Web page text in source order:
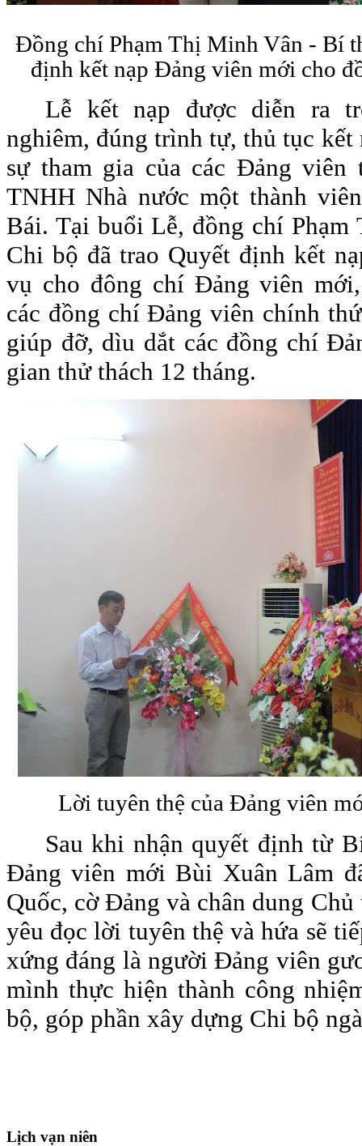
Đồng chí Phạm Thị Minh Vân - Bí
định kết nạp Đảng viên mới cho
Lễ kết nạp được diễn ra
nghiêm, đúng trình tự, thủ tục
sự tham gia của các Đảng
TNHH Nhà nước một thành
Bái. Tại buổi Lễ, đồng chí
Chi bộ đã trao Quyết định kết
vụ cho đông chí Đảng viên
các đồng chí Đảng viên chính
giúp đỡ, dìu dắt các đồng chí
gian thử thách 12 tháng.
Lời tuyên thệ của Đảng viên
Sau khi nhận quyết định từ
Đảng viên mới Bùi Xuân Lâm
Quốc, cờ Đảng và chân dung
yêu đọc lời tuyên thệ và hứa sẽ
xứng đáng là người Đảng viên
mình thực hiện thành công
bộ, góp phần xây dựng Chi bộ
Lịch vạn niên